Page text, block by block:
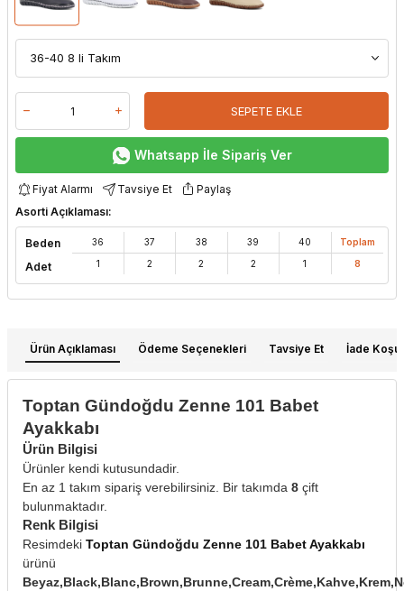
SEPETE EKLE
Whatsapp İle Sipariş Ver
Fiyat Alarmı Tavsiye Et
Paylaş
Asorti Açıklaması:
Beden
Adet
36
1
37
2
38
2
39
2
40
1
Toplam
8
Ürün Açıklaması Ödeme Seçenekleri Tavsiye Et İade
Toptan Gündoğdu Zenne 101 Babet
Ayakkabı
Ürün Bilgisi
Ürünler kendi kutusundadir.
En az 1 takım sipariş verebilirsiniz. Bir takımda 8 çift
bulunmaktadır.
Renk Bilgisi
Resimdeki Toptan Gündoğdu Zenne 101 Babet Ayakkabı
ürünü